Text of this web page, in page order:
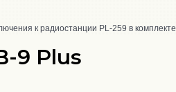
к радиостанции PL-259 в комплекте
9 Plus